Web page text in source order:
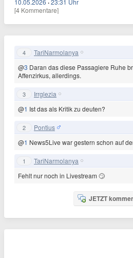
10.05.2026 ·23:31 Uhr
[4 Kommentare]
4 TariNarmolanya
@3 Daran das diese Passagiere Ruhe
Affenzirkus, allerdings.
3 Irrglezia
@1 Ist das als Kritik zu deuten?
2 Pontius
@1 News5Live war gestern schon auf
1 TariNarmolanya
Fehlt nur noch in Livestream 🙄
JETZT